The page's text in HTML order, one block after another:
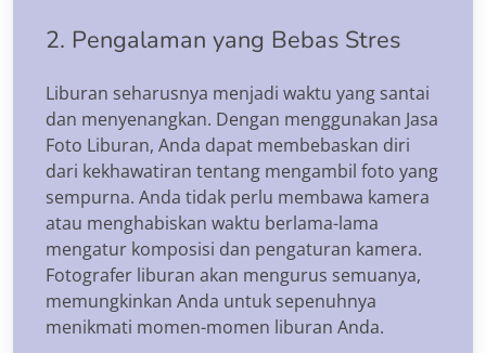
2. Pengalaman yang Bebas Stres
Liburan seharusnya menjadi waktu yang santai
dan menyenangkan. Dengan menggunakan Jasa
Foto Liburan, Anda dapat membebaskan diri
dari kekhawatiran tentang mengambil foto yang
sempurna. Anda tidak perlu membawa kamera
atau menghabiskan waktu berlama-lama
mengatur komposisi dan pengaturan kamera.
Fotografer liburan akan mengurus semuanya,
memungkinkan Anda untuk sepenuhnya
menikmati momen-momen liburan Anda.